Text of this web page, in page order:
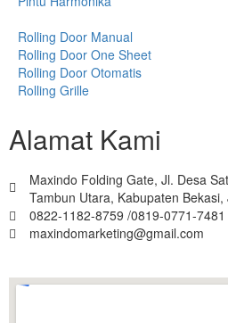
Rolling Door Manual
Rolling Door One Sheet
Rolling Door Otomatis
Rolling Grille
Alamat Kami
Maxindo Folding Gate, Jl. Desa
Tambun Utara, Kabupaten
0822-1182-8759 /0819-0771-7481
maxindomarketing@gmail.com